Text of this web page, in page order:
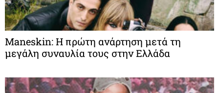
Maneskin: Η πρώτη ανάρτηση μετά τη
μεγάλη συναυλία τους στην Ελλάδα